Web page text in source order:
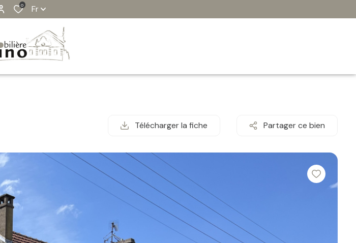
0 Fr
Télécharger la fiche Partager ce bien